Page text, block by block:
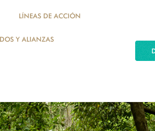
LÍNEAS DE ACCIÓN
Y ALIANZAS